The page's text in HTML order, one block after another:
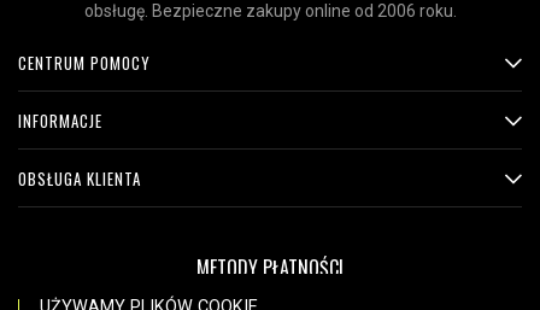
obsługę. Bezpieczne zakupy online od 2006 roku.
CENTRUM POMOCY
INFORMACJE
OBSŁUGA KLIENTA
METODY PŁATNOŚCI